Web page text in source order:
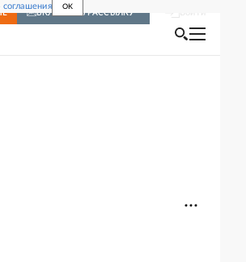
соглашения OK
ВКЛЮЧИТЬ РАССЫЛКУ